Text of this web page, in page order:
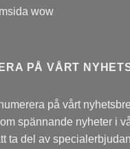
wow
PÅ VÅRT
på vårt
spännande nyheter i
ta del av